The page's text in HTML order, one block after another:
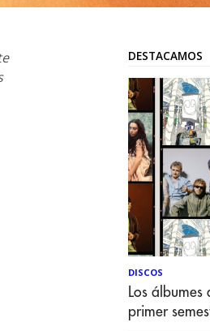
DESTACAMOS
DISCOS
Los
primer